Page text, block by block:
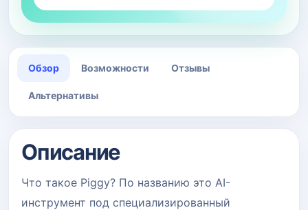
Обзор Возможности Отзывы
Альтернативы
Описание
Что такое Piggy? По названию это AI-
инструмент под специализированный